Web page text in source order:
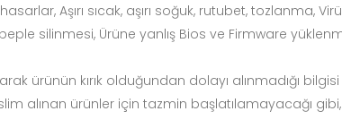
Aşırı sıcak, aşırı soğuk, rutubet, tozlanma,
silinmesi, Ürüne yanlış Bios ve Firmware
ürünün kırık olduğundan dolayı alınmadığı
alınan ürünler için tazmin başlatılamayacağı